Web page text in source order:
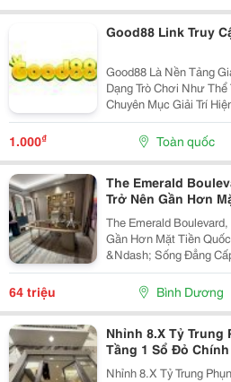
Good88 Link Truy
Good88 Là Nền Tảng
Dạng Trò Chơi Như
Chuyên Mục Giải Trí
Trực Quan, Thân Thiện
Thoại Và Máy Tính.
1.000₫ Toàn quốc
The Emerald
Trở Nên Gần Hơn
The Emerald
Gần Hơn Mặt Tiền
&Ndash; Sống Đẳng
Tp.hcm Bạn Đang Tìm
Tiềm Năng Đầu Tư
Chính Là...
64 triệu Bình Dương
Nhỉnh 8.X Tỷ Trung
Tầng 1 Sổ Đỏ
Nhỉnh 8.X Tỷ Trung